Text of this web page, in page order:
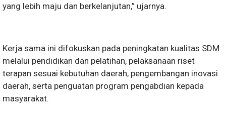
yang lebih maju dan berkelanjutan,” ujarnya.
Kerja sama ini difokuskan pada peningkatan kualitas SDM
melalui pendidikan dan pelatihan, pelaksanaan riset
terapan sesuai kebutuhan daerah, pengembangan inovasi
daerah, serta penguatan program pengabdian kepada
masyarakat.